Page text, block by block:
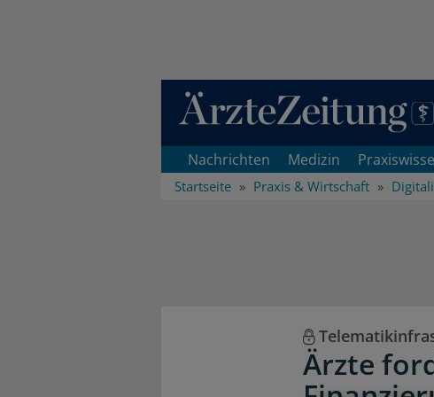
Direkt zum Inhaltsbereich
Nachrichten Medizin
Startseite Praxis & Wirtschaft
Ärzte